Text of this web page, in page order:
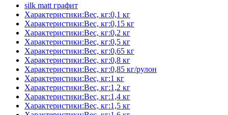
silk matt графит
Характеристики:Вес, кг:0,1 кг
Характеристики:Вес, кг:0,15 кг
Характеристики:Вес, кг:0,2 кг
Характеристики:Вес, кг:0,5 кг
Характеристики:Вес, кг:0,65 кг
Характеристики:Вес, кг:0,8 кг
Характеристики:Вес, кг:0,85 кг/рулон
Характеристики:Вес, кг:1 кг
Характеристики:Вес, кг:1,2 кг
Характеристики:Вес, кг:1,4 кг
Характеристики:Вес, кг:1,5 кг